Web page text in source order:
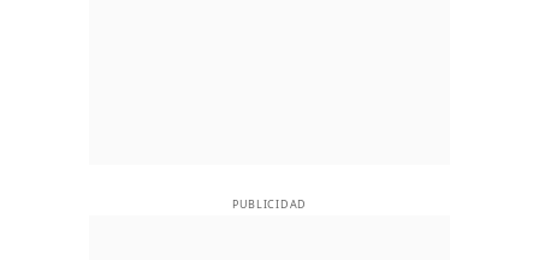
PUBLICIDAD